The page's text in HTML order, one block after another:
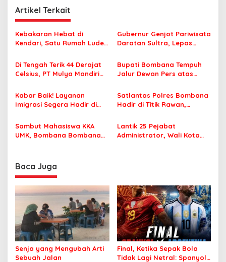
g
a
s
i
p
o
s
Artikel Terkait
Kebakaran Hebat di
Kendari, Satu Rumah Ludes
Gubernur Genjot Pariwisata
Daratan Sultra, Lepas
Tiga Kabupaten Unggulan
Di Tengah Terik 44 Derajat
Celsius, PT Mulya Mandiri
Jamaah Tetap Sehat dan
Nyaman Beribadah
Bupati Bombana Tempuh
Jalur Dewan Pers atas
Korupsi Jembatan Cirauci II
Kabar Baik! Layanan
Imigrasi Segera Hadir di
Perlu Lagi ke Kendari
Satlantas Polres Bombana
Hadir di Titik Rawan,
Sekolah dengan Aman
Sambut Mahasiswa KKA
UMK, Bombana Bombana
Lantik 25 Pejabat
Administrator, Wali Kota
Baca Juga
Senja yang Mengubah Arti
Sebuah Jalan
Final, Ketika Sepak Bola
Tidak Lagi Netral: Spanyol